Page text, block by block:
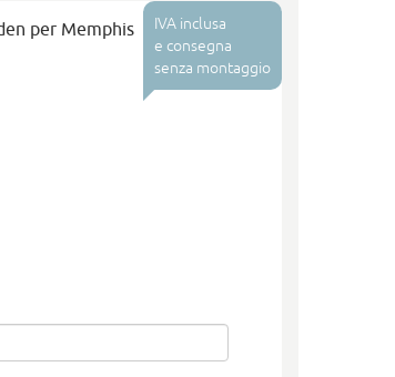
IVA inclusa
e consegna
senza montaggio
per Memphis